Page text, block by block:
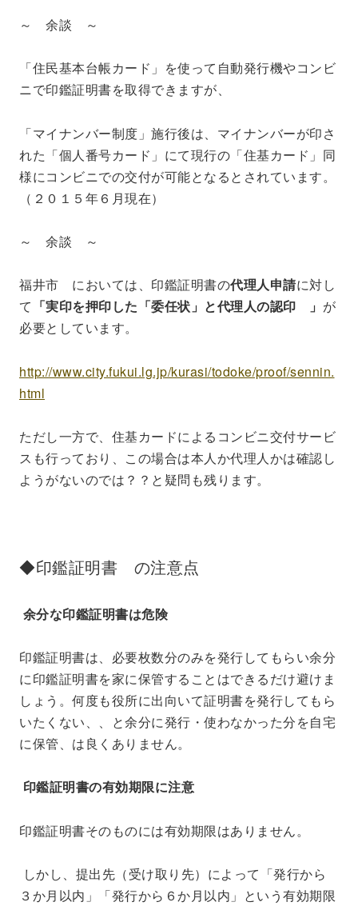
～ 余談 ～
「住民基本台帳カード」を使って自動発行機やコンビ
ニで印鑑証明書を取得できますが、
「マイナンバー制度」施行後は、マイナンバーが印さ
れた「個人番号カード」にて現行の「住基カード」同
様にコンビニでの交付が可能となるとされています。
（２０１５年６月現在）
～ 余談 ～
福井市 においては、印鑑証明書の代理人申請に対し
て 「実印を押印した「委任状」と代理人の認印 」 が
必要としています。
http://www.city.fukui.lg.jp/kurasi/todoke/proof/sennin.
html
ただし一方で、住基カードによるコンビニ交付サービ
スも行っており、この場合は本人か代理人かは確認し
ようがないのでは？？と疑問も残ります。
◆印鑑証明書 の注意点
余分な印鑑証明書は危険
印鑑証明書は、必要枚数分のみを発行してもらい余分
に印鑑証明書を家に保管することはできるだけ避けま
しょう。何度も役所に出向いて証明書を発行してもら
いたくない、、と余分に発行・使わなかった分を自宅
に保管、は良くありません。
印鑑証明書の有効期限に注意
印鑑証明書そのものには有効期限はありません。
しかし、提出先（受け取り先）によって「発行から
３か月以内」「発行から６か月以内」という有効期限